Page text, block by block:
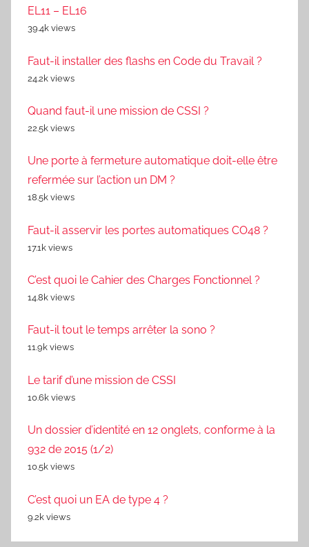
EL11 – EL16
39.4k views
Faut-il installer des flashs en Code du Travail ?
24.2k views
Quand faut-il une mission de CSSI ?
22.5k views
Une porte à fermeture automatique doit-elle être
refermée sur l’action un DM ?
18.5k views
Faut-il asservir les portes automatiques CO48 ?
17.1k views
C’est quoi le Cahier des Charges Fonctionnel ?
14.8k views
Faut-il tout le temps arrêter la sono ?
11.9k views
Le tarif d’une mission de CSSI
10.6k views
Un dossier d’identité en 12 onglets, conforme à la
932 de 2015 (1/2)
10.5k views
C’est quoi un EA de type 4 ?
9.2k views